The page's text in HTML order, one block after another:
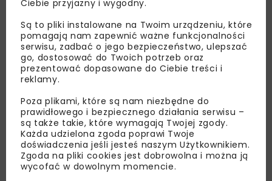
Lubisz wiedzieć więcej?
Zapisz się do newslettera aby otrzymywać od
nas najlepsze informacje branżowe,
zaproszenia na wydarzenia, atrakcyjne oferty i
dedykowane akcje specjalne.
Zapoznałam/em się zPolityką Prywatności
Regulaminemoraz wyrażam zgodę na otrzymywanie na
podany przeze mnie adres e-mail korespondencji
handlowej w postaci newslettera.
Ciebie przyjazny i wygodny.
Są to pliki instalowane na Twoim urządzeniu, które
pomagają nam zapewnić ważne funkcjonalności
serwisu, zadbać o jego bezpieczeństwo, ulepszać
go, dostosować do Twoich potrzeb oraz
prezentować dopasowane do Ciebie treści i
reklamy.
Poza plikami, które są nam niezbędne do
prawidłowego i bezpiecznego działania serwisu –
są także takie, które wymagają Twojej zgody.
Każda udzielona zgoda poprawi Twoje
doświadczenia jeśli jesteś naszym Użytkownikiem.
Zgoda na pliki cookies jest dobrowolna i można ją
wycofać w dowolnym momencie.